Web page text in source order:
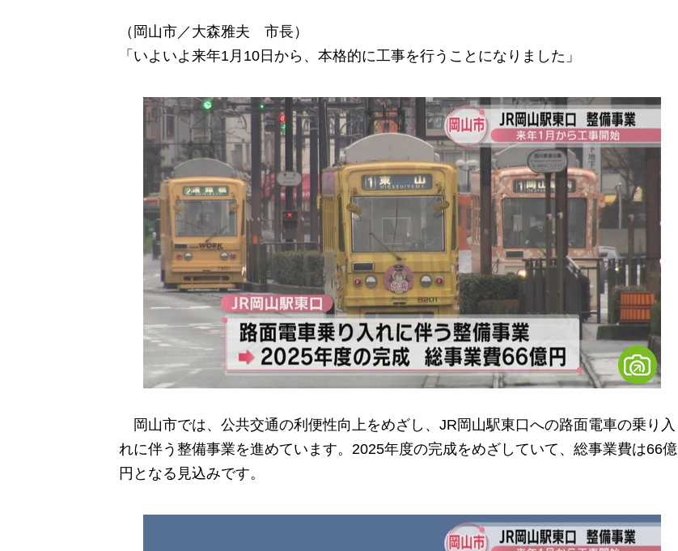
（岡山市／大森雅夫 市長）
「いよいよ来年1月10日から、本格的に工事を行うことになりました」
岡山市では、公共交通の利便性向上をめざし、JR岡山駅東口への路面電車の乗り入
れに伴う整備事業を進めています。2025年度の完成をめざしていて、総事業費は66億
円となる見込みです。